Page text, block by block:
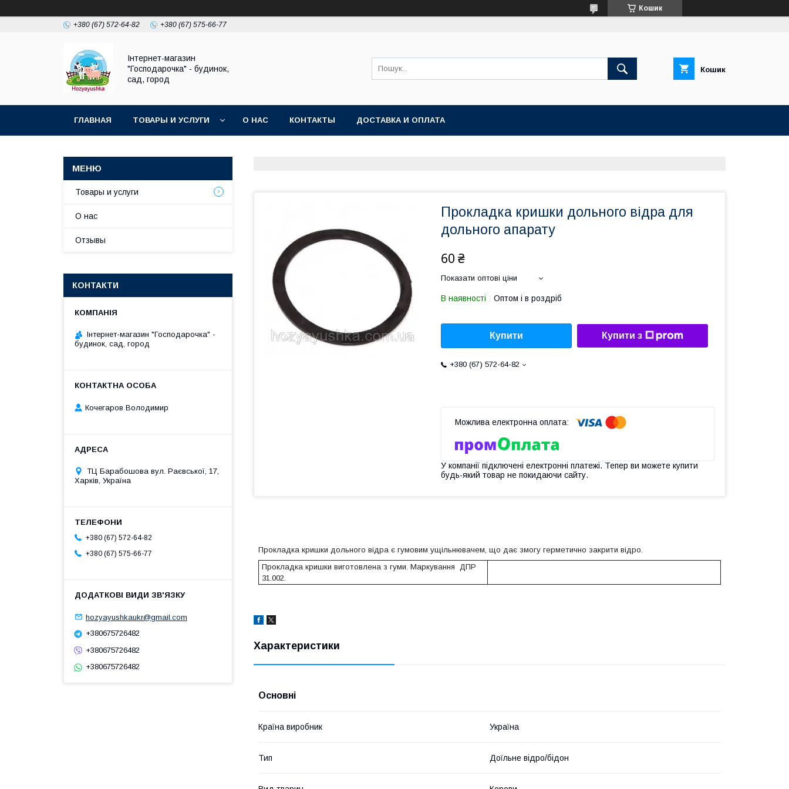
Кошик
+380 (67) 572-64-82 +380 (67) 575-66-77
Інтернет-магазин
"Господарочка" - будинок,
сад, город
Кошик
ГЛАВНАЯ ТОВАРЫ И УСЛУГИ О НАС КОНТАКТЫ ДОСТАВКА И ОПЛАТА
Прокладка кришки дольного відра для
дольного апарату
60 ₴
Показати оптові ціни
В наявності Оптом і в роздріб
Купити Купити з
+380 (67) 572-64-82
У компанії підключені електронні платежі. Тепер ви можете купити
будь-який товар не покидаючи сайту.
Прокладка кришки дольного відра є гумовим ущільнювачем, що дає змогу герметично закрити відро.
Прокладка кришки виготовлена з гуми. Маркування ДПР
31.002.
Характеристики
Основні
Країна виробник Україна
Тип Доїльне відро/бідон
Товары и услуги
О нас
Отзывы
КОНТАКТИ
Інтернет-магазин "Господарочка" -
будинок, сад, город
Кочегаров Володимир
ТЦ Барабошова вул. Раєвської, 17,
Харків, Україна
+380 (67) 572-64-82
+380 (67) 575-66-77
hozyayushkaukr@gmail.com
+380675726482
+380675726482
+380675726482